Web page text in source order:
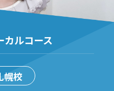
カルコース
幌校